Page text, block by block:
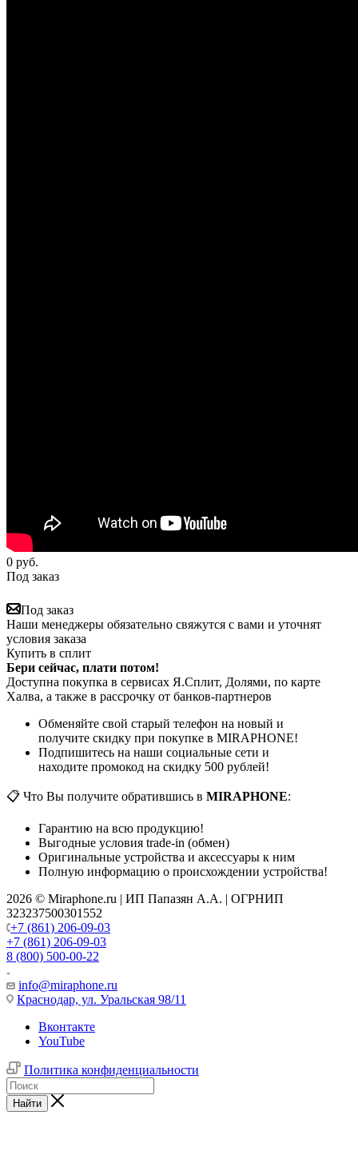
0 руб.
Под заказ
Под заказ
Наши менеджеры обязательно свяжутся с вами и уточнят
условия заказа
Купить в сплит
Бери сейчас, плати потом!
Доступна покупка в сервисах Я.Сплит, Долями, по карте
Халва, а также в рассрочку от банков-партнеров
Обменяйте свой старый телефон на новый и
получите скидку при покупке в MIRAPHONE!
Подпишитесь на наши социальные сети и
находите промокод на скидку 500 рублей!
📋 Что Вы получите обратившись в MIRAPHONE:
Гарантию на всю продукцию!
Выгодные условия trade-in (обмен)
Оригинальные устройства и аксессуары к ним
Полную информацию о происхождении устройства!
2026 © Miraphone.ru | ИП Папазян А.А. | ОГРНИП
323237500301552
+7 (861) 206-09-03
+7 (861) 206-09-03
8 (800) 500-00-22
info@miraphone.ru
Краснодар, ул. Уральская 98/11
Вконтакте
YouTube
Политика конфиденциальности
Найти